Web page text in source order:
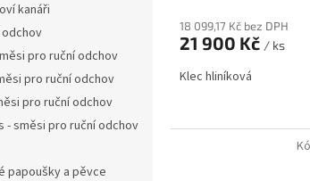
kanáři
pro ruční odchov
pro ruční odchov
pro ruční odchov
- směsi pro ruční odchov
papoušky a pěvce
18 099,17 Kč bez DPH
21 900 Kč / ks
Klec hliníková